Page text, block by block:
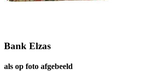
Bank Elzas
als op foto afgebeeld